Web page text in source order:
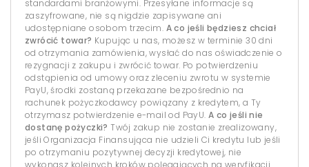
standardami branżowymi. Przesyłane informacje są
zaszyfrowane, nie są nigdzie zapisywane ani
udostępniane osobom trzecim. A co jeśli będziesz chciał
zwrócić towar? Kupując u nas, możesz w terminie 30 dni
od otrzymania zamówienia, wysłać do nas oświadczenie o
rezygnacji z zakupu i zwrócić towar. Po potwierdzeniu
odstąpienia od umowy oraz zleceniu zwrotu w systemie
PayU, środki zostaną przekazane bezpośrednio na
rachunek pożyczkodawcy powiązany z kredytem, a Ty
otrzymasz potwierdzenie e-mail od PayU. A co jeśli nie
dostanę pożyczki? Twój zakup nie zostanie zrealizowany,
jeśli Organizacja Finansująca nie udzieli Ci kredytu lub jeśli
po otrzymaniu pozytywnej decyzji kredytowej, nie
wykonasz kolejnych kroków polegających na weryfikacji